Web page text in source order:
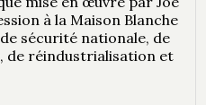
à la Maison Blanche
sécurité nationale, de
de réindustrialisation et